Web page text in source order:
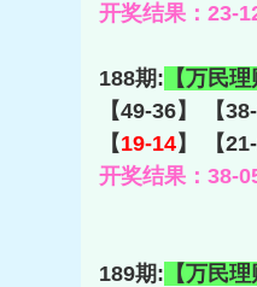
开奖结果：23-
188期: 【万民理
【49-36】 【
【19-14】 【
开奖结果：38-
189期: 【万民理